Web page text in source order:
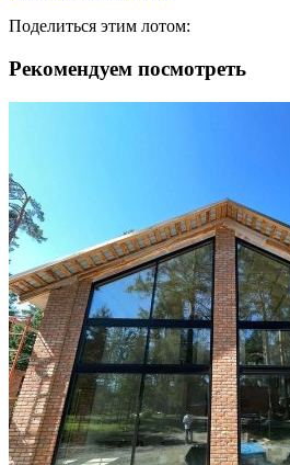
Поделиться этим лотом:
Рекомендуем посмотреть